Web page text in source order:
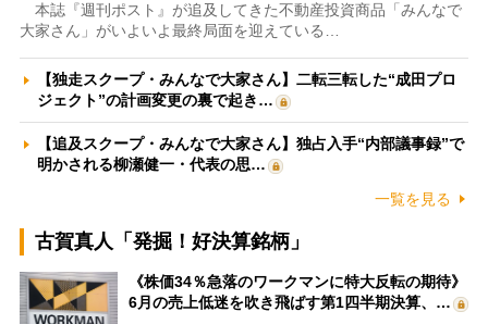
本誌『週刊ポスト』が追及してきた不動産投資商品「みんなで
大家さん」がいよいよ最終局面を迎えている…
【独走スクープ・みんなで大家さん】二転三転した“成田プロ
ジェクト”の計画変更の裏で起き…
【追及スクープ・みんなで大家さん】独占入手“内部議事録”で
明かされる柳瀬健一・代表の思…
一覧を見る
古賀真人「発掘！好決算銘柄」
《株価34％急落のワークマンに特大反転の期待》
6月の売上低迷を吹き飛ばす第1四半期決算、…